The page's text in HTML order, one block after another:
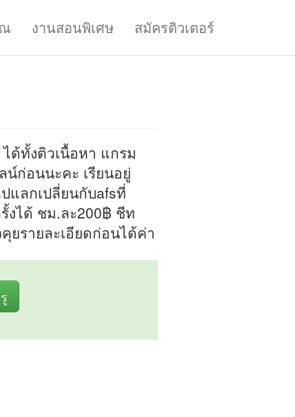
งานสอนพิเศษ สมัครติวเตอร์
ด้ทั้งติวเนื้อหา แกรม
น์ก่อนนะคะ เรียนอยู่
แลกเปลี่ยนกับafsที่
งได้ ชม.ละ200฿ ชีท
ยรายละเอียดก่อนได้ค่า